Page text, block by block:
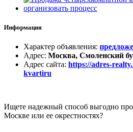
Информация
Характер объявления:
Адрес: Москва, Смоленский
Адрес сайта: https://adres-
kvartiru
Ищете надежный способ выгодно
Москве или ее окрестностях?